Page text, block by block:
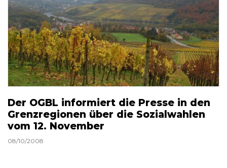
Der OGBL informiert die Presse in den
Grenzregionen über die Sozialwahlen
vom 12. November
08/10/2008